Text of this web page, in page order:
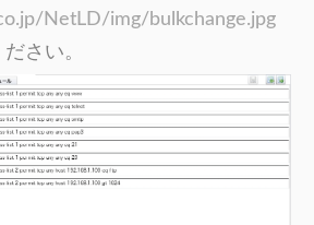
NetLD/img/bulkchange.jpg
さい。